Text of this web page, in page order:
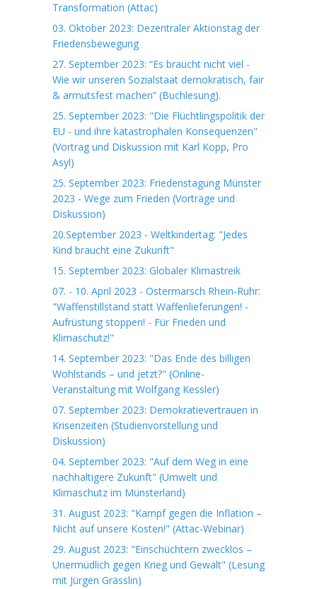
Transformation (Attac)
03. Oktober 2023: Dezentraler Aktionstag der
Friedensbewegung
27. September 2023: “Es braucht nicht viel -
Wie wir unseren Sozialstaat demokratisch, fair
& armutsfest machen” (Buchlesung).
25. September 2023: "Die Flüchtlingspolitik der
EU - und ihre katastrophalen Konsequenzen"
(Vortrag und Diskussion mit Karl Kopp, Pro
Asyl)
25. September 2023: Friedenstagung Münster
2023 - Wege zum Frieden (Vorträge und
Diskussion)
20.September 2023 - Weltkindertag: "Jedes
Kind braucht eine Zukunft"
15. September 2023: Globaler Klimastreik
07. - 10. April 2023 - Ostermarsch Rhein-Ruhr:
"Waffenstillstand statt Waffenlieferungen! -
Aufrüstung stoppen! - Für Frieden und
Klimaschutz!"
14. September 2023: "Das Ende des billigen
Wohlstands – und jetzt?" (Online-
Veranstaltung mit Wolfgang Kessler)
07. September 2023: Demokratievertrauen in
Krisenzeiten (Studienvorstellung und
Diskussion)
04. September 2023: "Auf dem Weg in eine
nachhaltigere Zukunft" (Umwelt und
Klimaschutz im Münsterland)
31. August 2023: "Kampf gegen die Inflation –
Nicht auf unsere Kosten!" (Attac-Webinar)
29. August 2023: "Einschüchtern zwecklos –
Unermüdlich gegen Krieg und Gewalt" (Lesung
mit Jürgen Grässlin)